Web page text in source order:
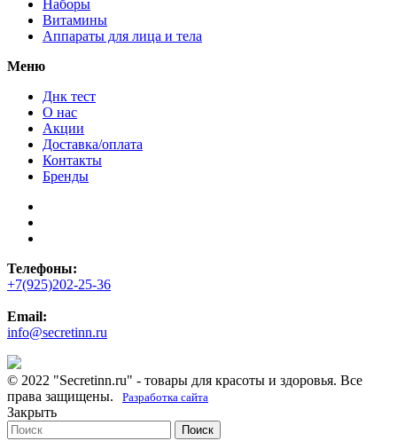
Наборы
Витамины
Аппараты для лица и тела
Меню
Днк тест
О нас
Акции
Доставка/оплата
Контакты
Бренды
Телефоны:
+7(925)202-25-36
Email:
info@secretinn.ru
© 2022 "Secretinn.ru" - товары для красоты и здоровья. Все
права защищены.
Разработка сайта
Закрыть
Поиск